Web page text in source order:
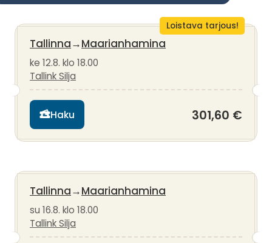
Loistava tarjous!
Tallinna→Maarianhamina
ke 12.8. klo 18.00
Tallink Silja
Haku 301,60 €
Tallinna→Maarianhamina
su 16.8. klo 18.00
Tallink Silja